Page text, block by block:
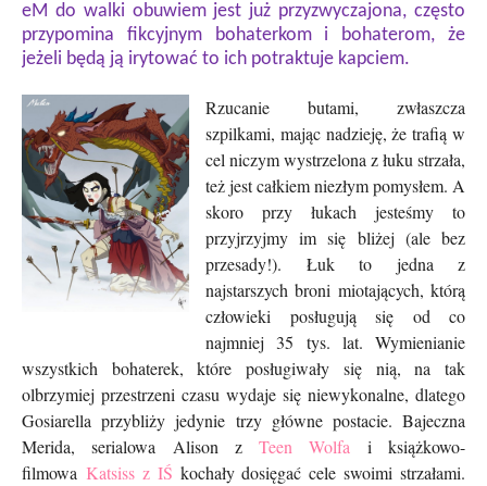
eM do walki obuwiem jest już przyzwyczajona, często
przypomina fikcyjnym bohaterkom i bohaterom, że
jeżeli będą ją irytować to ich potraktuje kapciem.
Rzucanie butami, zwłaszcza
szpilkami, mając nadzieję, że trafią w
cel niczym wystrzelona z łuku strzała,
też jest całkiem niezłym pomysłem. A
skoro przy łukach jesteśmy to
przyjrzyjmy im się bliżej (ale bez
przesady!). Łuk to jedna z
najstarszych broni miotających, którą
człowieki posługują się od co
najmniej 35 tys. lat. Wymienianie
wszystkich bohaterek, które posługiwały się nią, na tak
olbrzymiej przestrzeni czasu wydaje się niewykonalne, dlatego
Gosiarella przybliży jedynie trzy główne postacie. Bajeczna
Merida, serialowa Alison zTeen Wolfa i książkowo-
filmowa Katsiss z IŚ kochały dosięgać cele swoimi strzałami.